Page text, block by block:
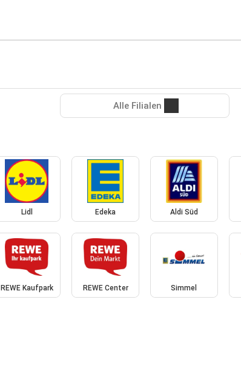
Alle Filialen
Lidl Edeka Aldi Süd
REWE Kaufpark REWE Center Simmel